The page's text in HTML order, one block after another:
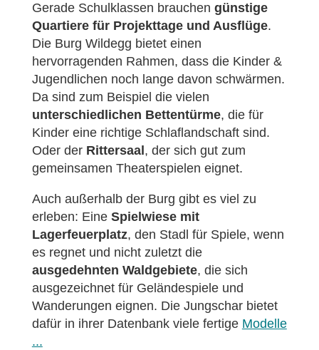
Gerade Schulklassen brauchen günstige
Quartiere für Projekttage und Ausflüge.
Die Burg Wildegg bietet einen
hervorragenden Rahmen, dass die Kinder &
Jugendlichen noch lange davon schwärmen.
Da sind zum Beispiel die vielen
unterschiedlichen Bettentürme, die für
Kinder eine richtige Schlaflandschaft sind.
Oder der Rittersaal , der sich gut zum
gemeinsamen Theaterspielen eignet.
Auch außerhalb der Burg gibt es viel zu
erleben: Eine Spielwiese mit
Lagerfeuerplatz, den Stadl für Spiele, wenn
es regnet und nicht zuletzt die
ausgedehnten Waldgebiete, die sich
ausgezeichnet für Geländespiele und
Wanderungen eignen. Die Jungschar bietet
dafür in ihrer Datenbank viele fertige Modelle
...